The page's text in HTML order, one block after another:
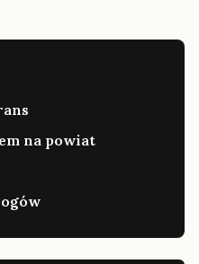
na powiat